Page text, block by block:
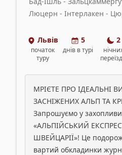
Люцерн - Інтерлакен -
Львів
початок
туру
5
днів в турі
2
МРІЄТЕ ПРО ІДЕАЛЬНІ
ЗАСНІЖЕНИХ АЛЬП ТА
Запрошуємо у
«АЛЬПІЙСЬКИЙ
ШВЕЙЦАРІЇ»! Це
вартий обкладинки